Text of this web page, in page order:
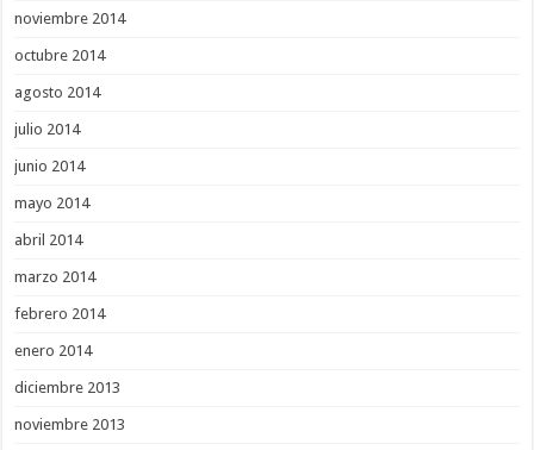
noviembre 2014
octubre 2014
agosto 2014
julio 2014
junio 2014
mayo 2014
abril 2014
marzo 2014
febrero 2014
enero 2014
diciembre 2013
noviembre 2013